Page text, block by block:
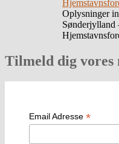
Oplysninger
Sønderjylland
Tilmeld dig vores
Email Adresse *